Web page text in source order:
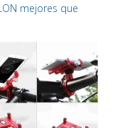
mejores que